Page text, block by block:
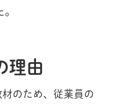
理由
のため、従業員の